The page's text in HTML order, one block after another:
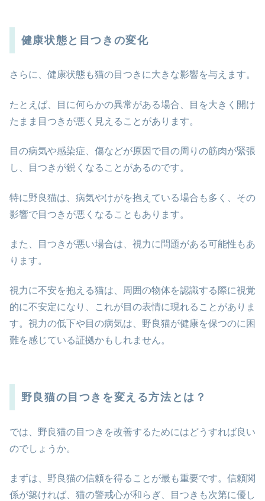
健康状態と目つきの変化
さらに、健康状態も猫の目つきに大きな影響を与えます。
たとえば、目に何らかの異常がある場合、目を大きく開け
たまま目つきが悪く見えることがあります。
目の病気や感染症、傷などが原因で目の周りの筋肉が緊張
し、目つきが鋭くなることがあるのです。
特に野良猫は、病気やけがを抱えている場合も多く、その
影響で目つきが悪くなることもあります。
また、目つきが悪い場合は、視力に問題がある可能性もあ
ります。
視力に不安を抱える猫は、周囲の物体を認識する際に視覚
的に不安定になり、これが目の表情に現れることがありま
す。視力の低下や目の病気は、野良猫が健康を保つのに困
難を感じている証拠かもしれません。
野良猫の目つきを変える方法とは？
では、野良猫の目つきを改善するためにはどうすれば良い
のでしょうか。
まずは、野良猫の信頼を得ることが最も重要です。信頼関
係が築ければ、猫の警戒心が和らぎ、目つきも次第に優し